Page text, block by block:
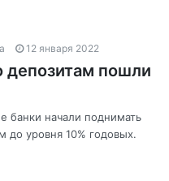
12 января 2022
депозитам пошли
банки начали поднимать
до уровня 10% годовых.